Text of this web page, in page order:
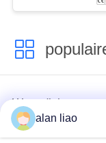
Waterdichte
Cirkelschakelaar
alan liao